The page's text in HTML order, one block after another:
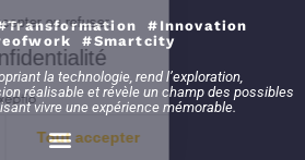
#Innovation
#Smartcity
la technologie, rend l’exploration,
réalisable et révèle un champ des possibles
vivre une expérience mémorable.
accepter ou refuser.
confidentialité
Tout accepter